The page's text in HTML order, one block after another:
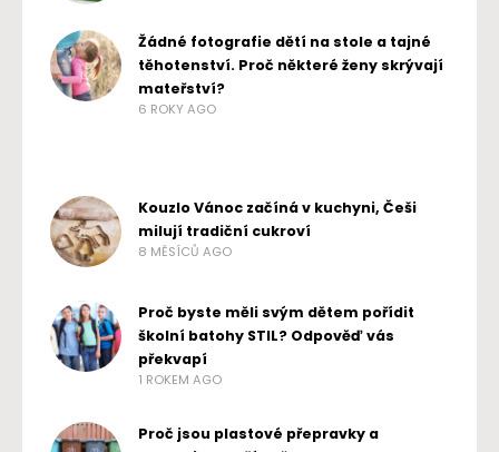
Žádné fotografie dětí na stole a tajné
těhotenství. Proč některé ženy skrývají
mateřství?
6 ROKY AGO
Kouzlo Vánoc začíná v kuchyni, Češi
milují tradiční cukroví
8 MĚSÍCŮ AGO
Proč byste měli svým dětem pořídit
školní batohy STIL? Odpověď vás
překvapí
1 ROKEM AGO
Proč jsou plastové přepravky a